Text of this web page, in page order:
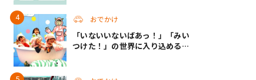
おでかけ
「いないいないばあっ！」「みい
つけた！」の世界に入り込める！